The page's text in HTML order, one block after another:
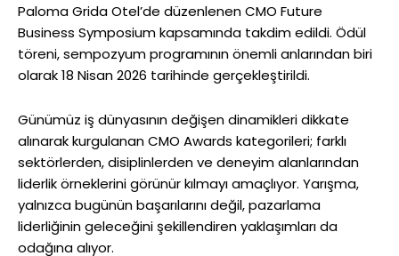
Paloma Grida Otel’de düzenlenen CMO Future
Business Symposium kapsamında takdim edildi. Ödül
töreni, sempozyum programının önemli anlarından biri
olarak 18 Nisan 2026 tarihinde gerçekleştirildi.
Günümüz iş dünyasının değişen dinamikleri dikkate
alınarak kurgulanan CMO Awards kategorileri; farklı
sektörlerden, disiplinlerden ve deneyim alanlarından
liderlik örneklerini görünür kılmayı amaçlıyor. Yarışma,
yalnızca bugünün başarılarını değil, pazarlama
liderliğinin geleceğini şekillendiren yaklaşımları da
odağına alıyor.